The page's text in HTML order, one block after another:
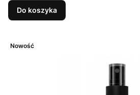
Do koszyka
Nowość